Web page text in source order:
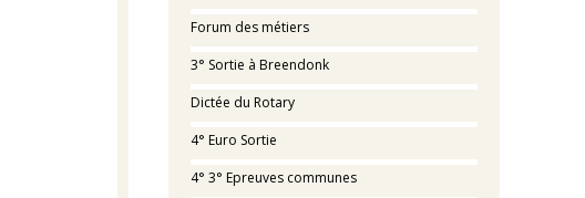
Forum des métiers
3° Sortie à Breendonk
Dictée du Rotary
4° Euro Sortie
4° 3° Epreuves communes